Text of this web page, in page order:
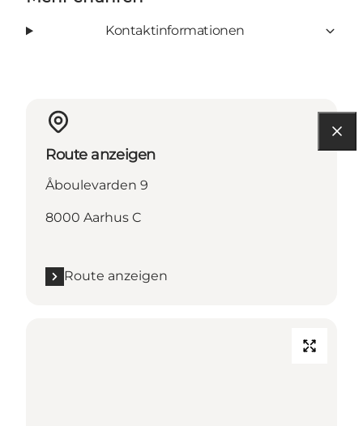
Kontaktinformationen
Route anzeigen
Åboulevarden 9
8000 Aarhus C
Route anzeigen